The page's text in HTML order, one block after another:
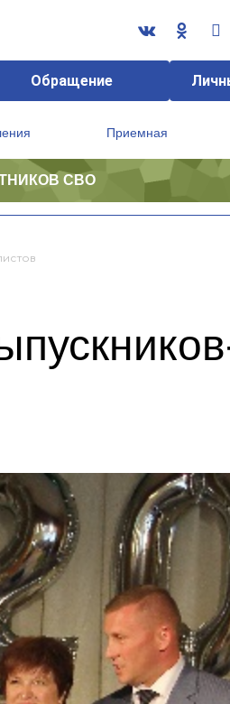
Обращение
Приемная
СВО